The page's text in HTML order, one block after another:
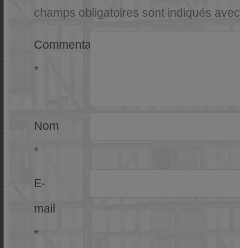
champs obligatoires sont indiqués avec
Commentaire
*
Nom
*
E-
mail
*